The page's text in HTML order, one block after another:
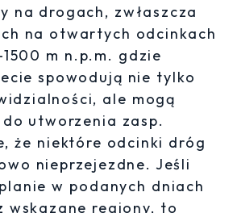
na drogach, zwłaszcza
na otwartych odcinkach
m n.p.m. gdzie
spowodują nie tylko
ale mogą
utworzenia zasp.
że niektóre odcinki dróg
nieprzejezdne. Jeśli
w podanych dniach
wskazane regiony, to